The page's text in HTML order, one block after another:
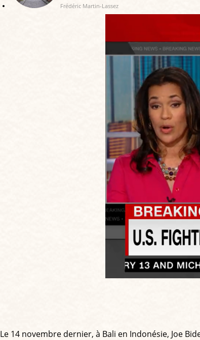
Frédéric Martin-Lassez
Le 14 novembre dernier, à Bali en Indonésie, Joe